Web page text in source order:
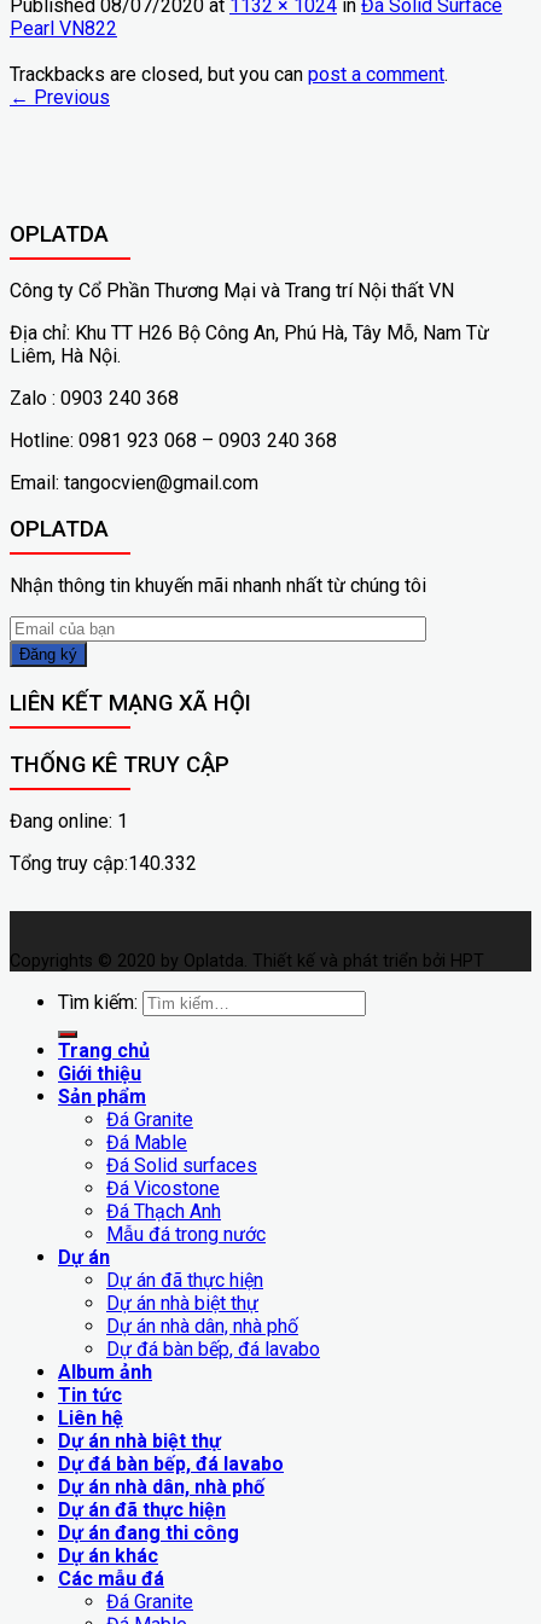
Published 08/07/2020 at 1132 × 1024 in Đá Solid Surface
Pearl VN822
Trackbacks are closed, but you can post a comment.
← Previous
OPLATDA
Công ty Cổ Phần Thương Mại và Trang trí Nội thất VN
Địa chỉ: Khu TT H26 Bộ Công An, Phú Hà, Tây Mỗ, Nam Từ
Liêm, Hà Nội.
Zalo : 0903 240 368
Hotline: 0981 923 068 – 0903 240 368
Email: tangocvien@gmail.com
OPLATDA
Nhận thông tin khuyến mãi nhanh nhất từ chúng tôi
LIÊN KẾT MẠNG XÃ HỘI
THỐNG KÊ TRUY CẬP
Đang online: 1
Tổng truy cập:140.332
Copyrights © 2020 by Oplatda. Thiết kế và phát triển bởi HPT
Tìm kiếm:
Trang chủ
Giới thiệu
Sản phẩm
Đá Granite
Đá Mable
Đá Solid surfaces
Đá Vicostone
Đá Thạch Anh
Mẫu đá trong nước
Dự án
Dự án đã thực hiện
Dự án nhà biệt thự
Dự án nhà dân, nhà phố
Dự đá bàn bếp, đá lavabo
Album ảnh
Tin tức
Liên hệ
Dự án nhà biệt thự
Dự đá bàn bếp, đá lavabo
Dự án nhà dân, nhà phố
Dự án đã thực hiện
Dự án đang thi công
Dự án khác
Các mẫu đá
Đá Granite